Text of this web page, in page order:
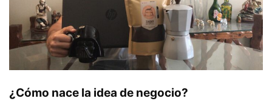
¿Cómo nace la idea de negocio?